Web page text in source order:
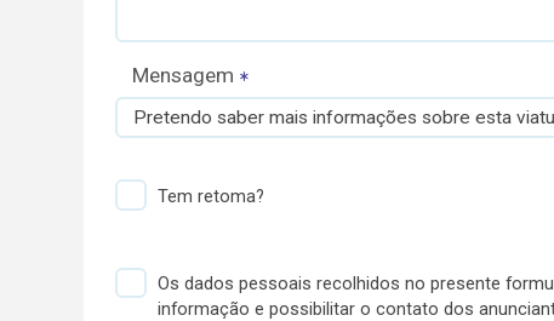
Mensagem
Pretendo saber mais informações sobre esta
Tem retoma?
Os dados pessoais recolhidos no presente
informação e possibilitar o contato dos